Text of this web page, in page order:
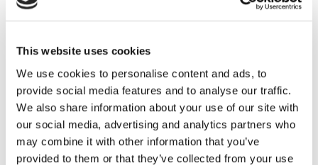
This website uses cookies
We use cookies to personalise content and ads, to
provide social media features and to analyse our traffic.
We also share information about your use of our site with
our social media, advertising and analytics partners who
may combine it with other information that you’ve
provided to them or that they’ve collected from your use
Cosa ti piace leggere?
Articoli dedicati alla grammatica inglese
Articoli dedicati a inglese nel mondo del lavoro
Articoli con tips e new sulla lingua inglese
Articoli divertenti su film e musica